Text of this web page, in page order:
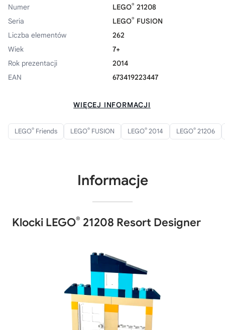
Numer LEGO® 21208
Seria
LEGO® FUSION
Liczba elementów
262
Wiek
7+
Rok prezentacji
2014
EAN
673419223447
WIĘCEJ INFORMACJI
LEGO® Friends LEGO® FUSION LEGO® 2014 LEGO® 21206
Informacje
Klocki LEGO® 21208 Resort Designer